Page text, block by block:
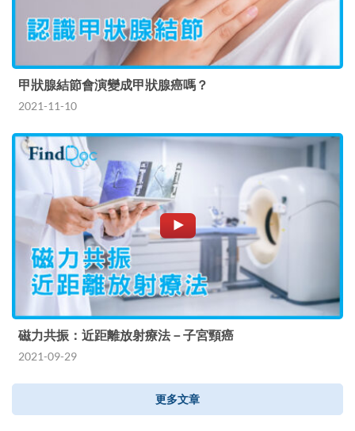
甲狀腺結節會演變成甲狀腺癌嗎？
2021-11-10
磁力共振：近距離放射療法－子宮頸癌
2021-09-29
更多文章